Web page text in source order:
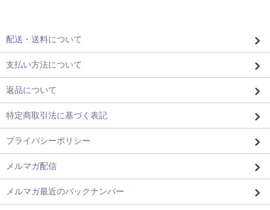
配送・送料について
支払い方法について
返品について
特定商取引法に基づく表記
プライバシーポリシー
メルマガ配信
メルマガ最近のバックナンバー